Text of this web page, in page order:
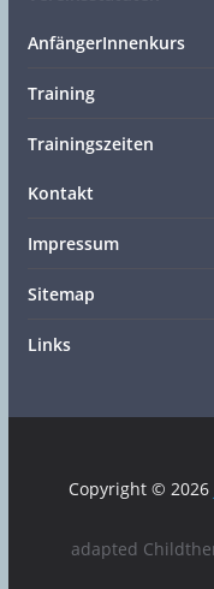
AnfängerInnenkurs
Training
Trainingszeiten
Kontakt
Impressum
Sitemap
Links
Copyright © 2026
adapted